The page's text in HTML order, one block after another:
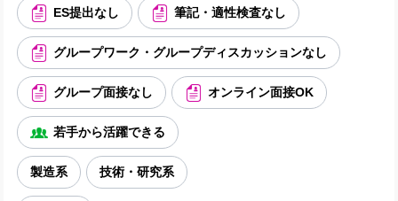
ES提出なし 筆記・適性検査なし
グループワーク・グループディスカッションなし
グループ面接なし オンライン面接OK
若手から活躍できる
製造系 技術・研究系